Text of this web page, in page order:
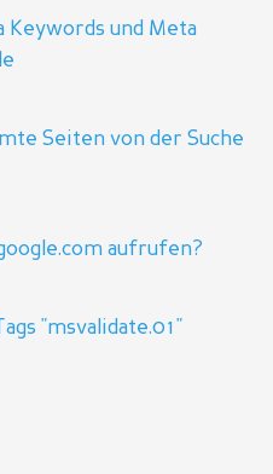
Keywords und Meta
Seiten von der Suche
aufrufen?
"msvalidate.01"